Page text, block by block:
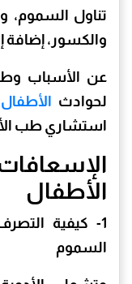
تناول السموم،
والكسور، إضافة
عن الأسباب
لحوادث الأطفال
استشاري طب
الإسعافات
الأطفال
1- كيفية
السموم